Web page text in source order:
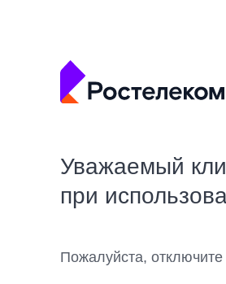
Уважаемый
при
Пожалуйста,